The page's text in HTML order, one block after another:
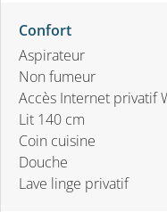
Confort
Aspirateur
Non fumeur
Accès Internet privatif
Lit 140 cm
Coin cuisine
Douche
Lave linge privatif